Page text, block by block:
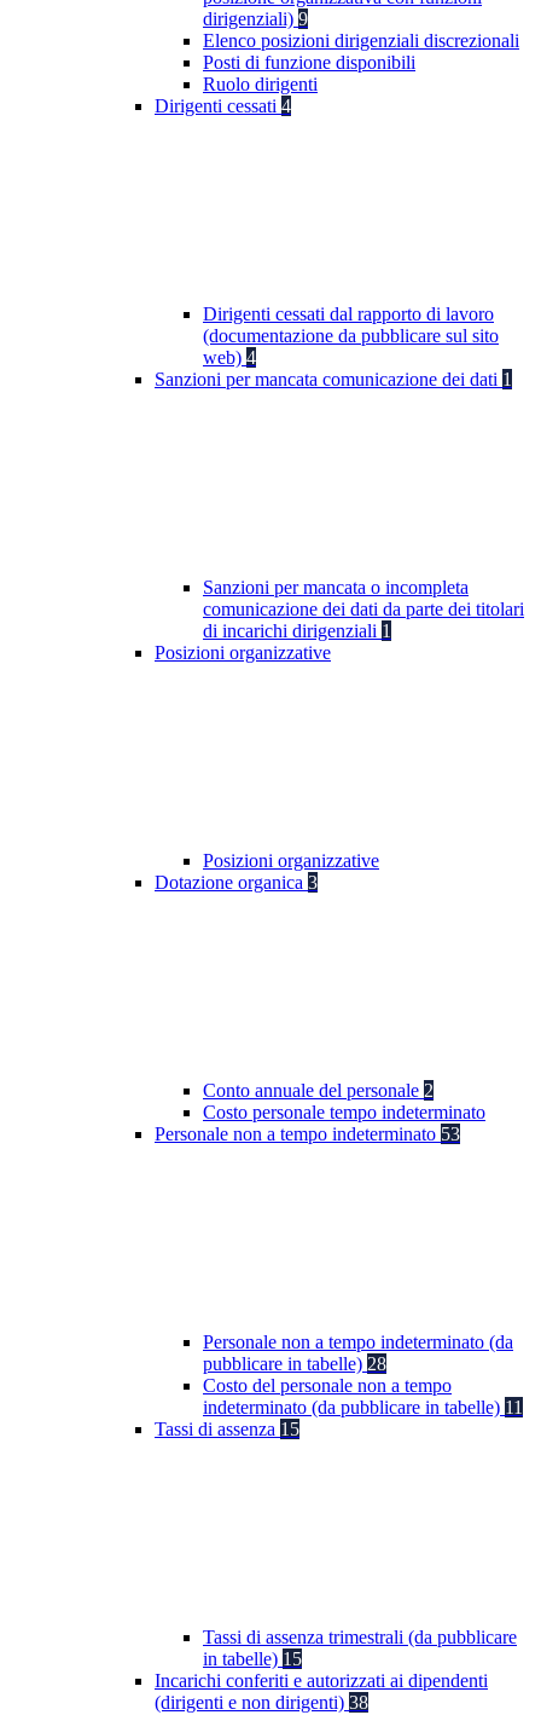
dirigenziali) 9
Elenco posizioni dirigenziali discrezionali
Posti di funzione disponibili
Ruolo dirigenti
Dirigenti cessati 4
Dirigenti cessati dal rapporto di lavoro
(documentazione da pubblicare sul sito
web) 4
Sanzioni per mancata comunicazione dei dati 1
Sanzioni per mancata o incompleta
comunicazione dei dati da parte dei titolari
di incarichi dirigenziali 1
Posizioni organizzative
Posizioni organizzative
Dotazione organica 3
Conto annuale del personale 2
Costo personale tempo indeterminato
Personale non a tempo indeterminato 53
Personale non a tempo indeterminato (da
pubblicare in tabelle) 28
Costo del personale non a tempo
indeterminato (da pubblicare in tabelle) 11
Tassi di assenza 15
Tassi di assenza trimestrali (da pubblicare
in tabelle) 15
Incarichi conferiti e autorizzati ai dipendenti
(dirigenti e non dirigenti) 38